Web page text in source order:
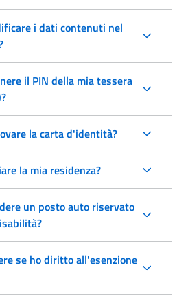
i dati contenuti nel
il PIN della mia tessera
la carta d'identità?
la mia residenza?
un posto auto riservato
se ho diritto all'esenzione